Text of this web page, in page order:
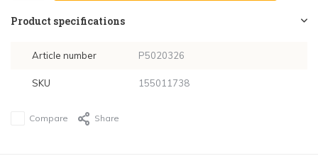
Product specifications
Article number P5020326
SKU 155011738
Compare Share